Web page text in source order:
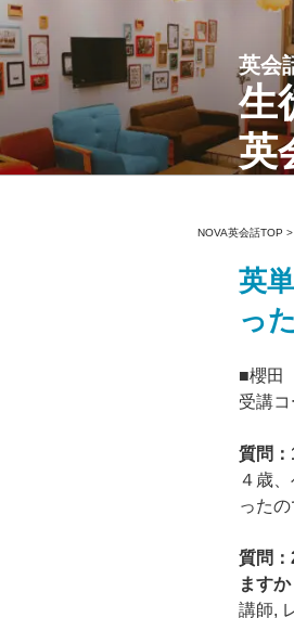
コ
ン
テ
ン
へ
ス
英会
生
英
NOVA英会話TOP >
英
った
■櫻田
受講
質問：
４歳
ったの
質問
ます
講師,